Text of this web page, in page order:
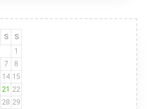
S
S
1
7
8
14 15
21 22
28 29